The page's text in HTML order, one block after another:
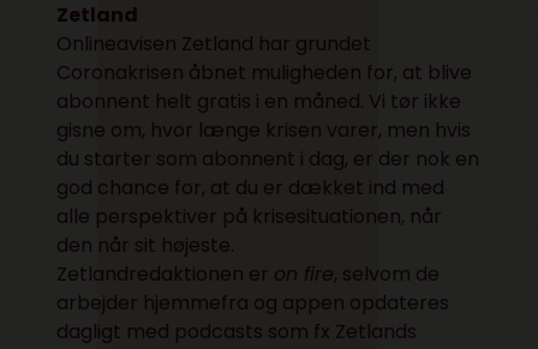
Zetland
Onlineavisen Zetland har grundet
Coronakrisen åbnet muligheden for, at blive
abonnent helt gratis i en måned. Vi tør ikke
gisne om, hvor længe krisen varer, men hvis
du starter som abonnent i dag, er der nok en
god chance for, at du er dækket ind med
alle perspektiver på krisesituationen, når
den når sit højeste.
Zetlandredaktionen er on fire, selvom de
arbejder hjemmefra og appen opdateres
dagligt med podcasts som fx Zetlands